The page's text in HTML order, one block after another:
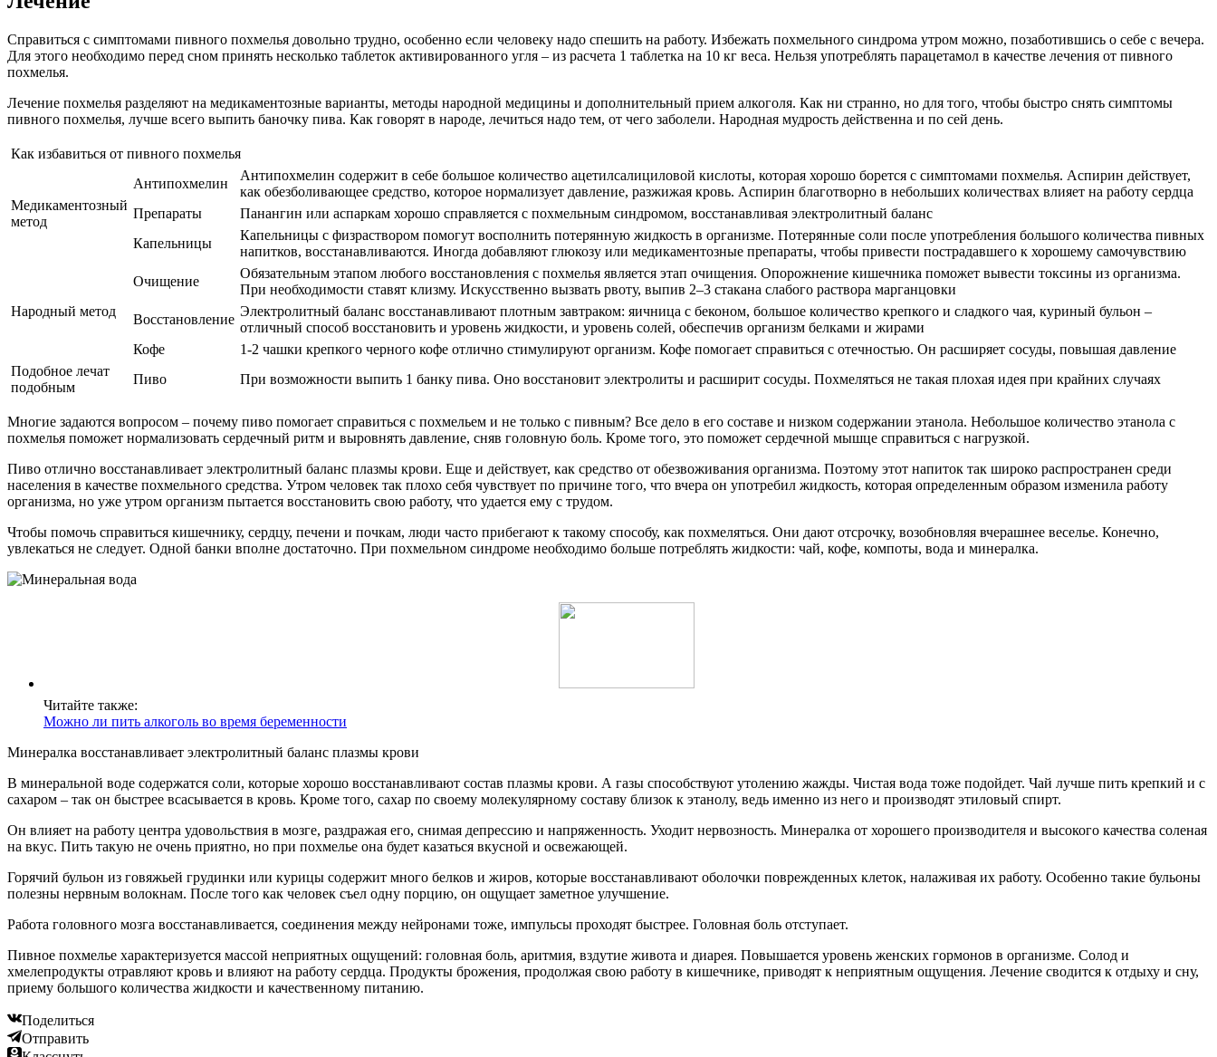
Справиться с симптомами пивного похмелья довольно трудно, особенно если человеку надо спешить на работу. Избежать похмельного синдрома утром можно, позаботившись о себе с вечера.
Для этого необходимо перед сном принять несколько таблеток активированного угля – из расчета 1 таблетка на 10 кг веса. Нельзя употреблять парацетамол в качестве лечения от пивного
похмелья.
Лечение похмелья разделяют на медикаментозные варианты, методы народной медицины и дополнительный прием алкоголя. Как ни странно, но для того, чтобы быстро снять симптомы
пивного похмелья, лучше всего выпить баночку пива. Как говорят в народе, лечиться надо тем, от чего заболели. Народная мудрость действенна и по сей день.
Как избавиться от пивного похмелья
Медикаментозный
метод
Антипохмелин
Антипохмелин содержит в себе большое количество ацетилсалициловой кислоты, которая хорошо борется с симптомами похмелья. Аспирин действует,
как обезболивающее средство, которое нормализует давление, разжижая кровь. Аспирин благотворно в небольших количествах влияет на работу сердца
Препараты
Панангин или аспаркам хорошо справляется с похмельным синдромом, восстанавливая электролитный баланс
Капельницы
Капельницы с физраствором помогут восполнить потерянную жидкость в организме. Потерянные соли после употребления большого количества пивных
напитков, восстанавливаются. Иногда добавляют глюкозу или медикаментозные препараты, чтобы привести пострадавшего к хорошему самочувствию
Народный метод
Очищение
Обязательным этапом любого восстановления с похмелья является этап очищения. Опорожнение кишечника поможет вывести токсины из организма.
При необходимости ставят клизму. Искусственно вызвать рвоту, выпив 2–3 стакана слабого раствора марганцовки
Восстановление
Электролитный баланс восстанавливают плотным завтраком: яичница с беконом, большое количество крепкого и сладкого чая, куриный бульон –
отличный способ восстановить и уровень жидкости, и уровень солей, обеспечив организм белками и жирами
Кофе
1-2 чашки крепкого черного кофе отлично стимулируют организм. Кофе помогает справиться с отечностью. Он расширяет сосуды, повышая давление
Подобное лечат
подобным
Пиво При возможности выпить 1 банку пива. Оно восстановит электролиты и расширит сосуды. Похмеляться не такая плохая идея при крайних случаях
Многие задаются вопросом – почему пиво помогает справиться с похмельем и не только с пивным? Все дело в его составе и низком содержании этанола. Небольшое количество этанола с
похмелья поможет нормализовать сердечный ритм и выровнять давление, сняв головную боль. Кроме того, это поможет сердечной мышце справиться с нагрузкой.
Пиво отлично восстанавливает электролитный баланс плазмы крови. Еще и действует, как средство от обезвоживания организма. Поэтому этот напиток так широко распространен среди
населения в качестве похмельного средства. Утром человек так плохо себя чувствует по причине того, что вчера он употребил жидкость, которая определенным образом изменила работу
организма, но уже утром организм пытается восстановить свою работу, что удается ему с трудом.
Чтобы помочь справиться кишечнику, сердцу, печени и почкам, люди часто прибегают к такому способу, как похмеляться. Они дают отсрочку, возобновляя вчерашнее веселье. Конечно,
увлекаться не следует. Одной банки вполне достаточно. При похмельном синдроме необходимо больше потреблять жидкости: чай, кофе, компоты, вода и минералка.
Читайте также:
Можно ли пить алкоголь во время беременности
Минералка восстанавливает электролитный баланс плазмы крови
В минеральной воде содержатся соли, которые хорошо восстанавливают состав плазмы крови. А газы способствуют утолению жажды. Чистая вода тоже подойдет. Чай лучше пить крепкий и с
сахаром – так он быстрее всасывается в кровь. Кроме того, сахар по своему молекулярному составу близок к этанолу, ведь именно из него и производят этиловый спирт.
Он влияет на работу центра удовольствия в мозге, раздражая его, снимая депрессию и напряженность. Уходит нервозность. Минералка от хорошего производителя и высокого качества соленая
на вкус. Пить такую не очень приятно, но при похмелье она будет казаться вкусной и освежающей.
Горячий бульон из говяжьей грудинки или курицы содержит много белков и жиров, которые восстанавливают оболочки поврежденных клеток, налаживая их работу. Особенно такие бульоны
полезны нервным волокнам. После того как человек съел одну порцию, он ощущает заметное улучшение.
Работа головного мозга восстанавливается, соединения между нейронами тоже, импульсы проходят быстрее. Головная боль отступает.
Пивное похмелье характеризуется массой неприятных ощущений: головная боль, аритмия, вздутие живота и диарея. Повышается уровень женских гормонов в организме. Солод и
хмелепродукты отравляют кровь и влияют на работу сердца. Продукты брожения, продолжая свою работу в кишечнике, приводят к неприятным ощущения. Лечение сводится к отдыху и сну,
приему большого количества жидкости и качественному питанию.
Поделиться
Отправить